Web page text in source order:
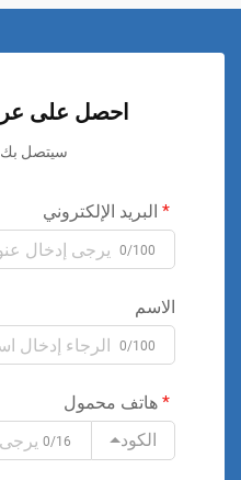
احصل على
سيتصل بك
البريد الإلكتروني
0/100
الاسم
0/100
هاتف محمول
الكود
0/16